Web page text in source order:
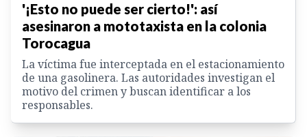
'¡Esto no puede ser cierto!': así
asesinaron a mototaxista en la colonia
Torocagua
La víctima fue interceptada en el estacionamiento
de una gasolinera. Las autoridades investigan el
motivo del crimen y buscan identificar a los
responsables.